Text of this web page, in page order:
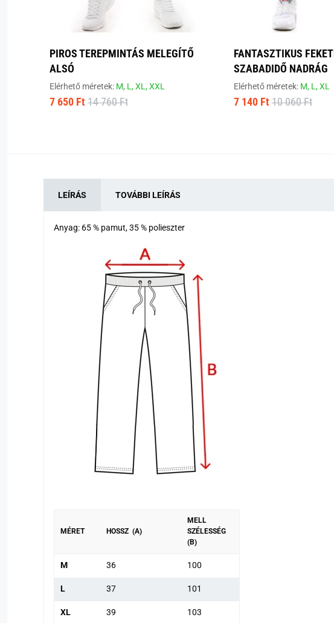
PIROS TEREPMINTÁS MELEGÍTŐ
ALSÓ
Elérhető méretek: M, L,XL,XXL
7 650 Ft 14 760 Ft
FANTASZTIKUS
SZABADIDŐ NADRÁG
Elérhető méretek: M, L,XL
7 140 Ft 10 060 Ft
LEÍRÁS TOVÁBBI LEÍRÁS
Anyag: 65 % pamut, 35 % polieszter
MÉRET HOSSZ (A)
MELL
SZÉLESSÉG
(B)
M 36 100
L 37 101
XL 39 103